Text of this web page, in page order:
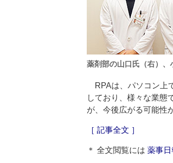
薬剤部の山口氏（右）、
RPAは、パソコン上
しており、様々な業態
が、今後広がる可能性
［ 記事全文 ］
＊ 全文閲覧には 薬事